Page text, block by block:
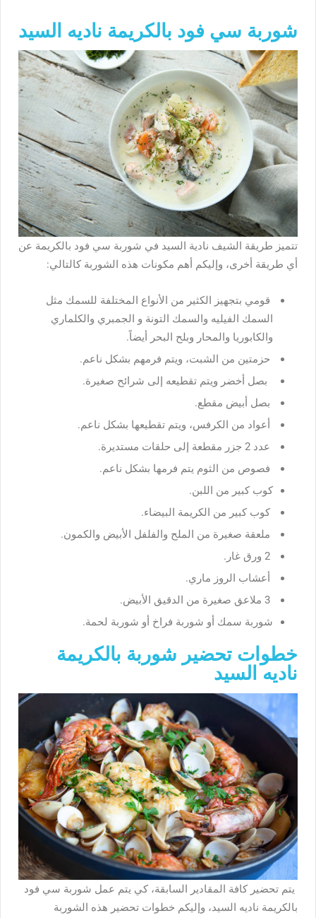
شوربة سي فود بالكريمة ناديه السيد
تتميز طريقة الشيف نادية السيد في شوربة سي فود بالكريمة عن
أي طريقة أخرى، وإليكم أهم مكونات هذه الشوربة كالتالي:
قومي بتجهيز الكثير من الأنواع المختلفة للسمك مثل
السمك الفيليه والسمك التونة و الجمبري والكلماري
والكابوريا والمحار وبلح البحر أيضاً.
حزمتين من الشبت، ويتم فرمهم بشكل ناعم.
بصل أخضر ويتم تقطيعه إلى شرائح صغيرة.
بصل أبيض مقطع.
أعواد من الكرفس، ويتم تقطيعها بشكل ناعم.
عدد 2 جزر مقطعة إلى حلقات مستديرة.
فصوص من الثوم يتم فرمها بشكل ناعم.
كوب كبير من اللبن.
كوب كبير من الكريمة البيضاء.
ملعقة صغيرة من الملح والفلفل الأبيض والكمون.
أعشاب الروز ماري.
شوربة سمك أو شوربة فراخ أو شوربة لحمة.
خطوات تحضير شوربة بالكريمة
ناديه السيد
يتم تحضير كافة المقادير السابقة، كي يتم عمل شوربة سي فود
بالكريمة ناديه السيد، وإليكم خطوات تحضير هذه الشوربة